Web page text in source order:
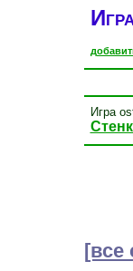
Игра
[все